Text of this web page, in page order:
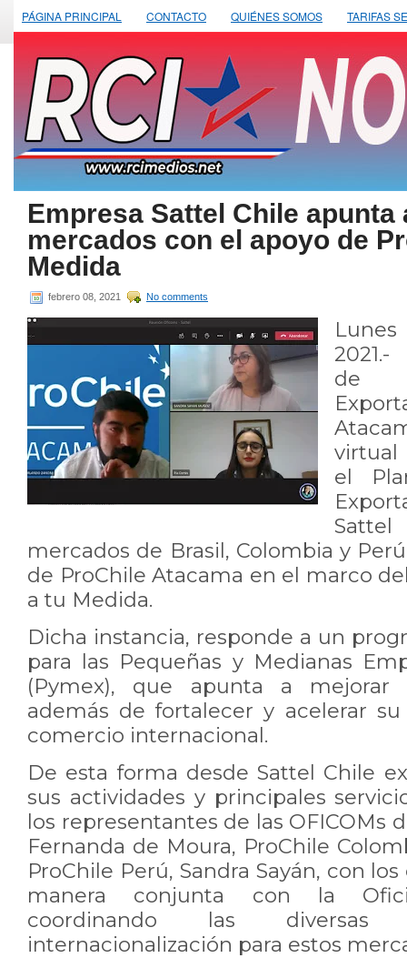
PÁGINA PRINCIPAL CONTACTO QUIÉNES SOMOS TARIFAS
Empresa Sattel Chile apunta
mercados con el apoyo de
Medida
febrero 08, 2021 No comments
2021.-
de
virtual
el
mercados de Brasil, Colombia y
de ProChile Atacama en el marco
a tu Medida.
Dicha instancia, responde a un
para las Pequeñas y Medianas
(Pymex), que apunta a mejorar
además de fortalecer y acelerar
comercio internacional.
De esta forma desde Sattel Chile
sus actividades y principales
los representantes de las OFICOMs
Fernanda de Moura, ProChile
ProChile Perú, Sandra Sayán, con
manera conjunta con la
coordinando las diversas
internacionalización para estos